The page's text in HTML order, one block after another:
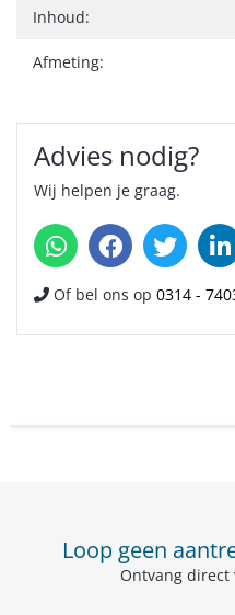
Inhoud:
Afmeting:
Advies nodig?
Wij helpen je graag.
Of bel ons op 0314 -
Loop geen
Ontvang